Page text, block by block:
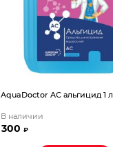
AquaDoctor AС альгицид 1 л
В наличии
300₽